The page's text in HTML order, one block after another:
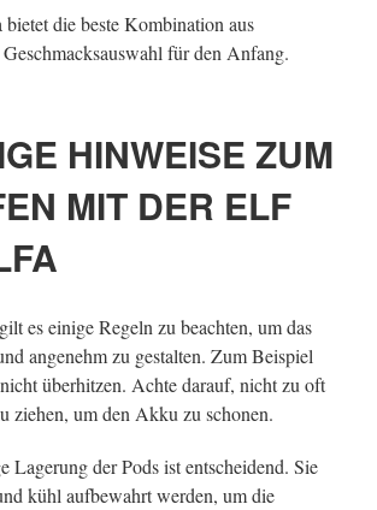
die beste Kombination aus
für den Anfang.
HINWEISE ZUM
MIT DER ELF
es einige Regeln zu beachten, um das
angenehm zu gestalten. Zum Beispiel
überhitzen. Achte darauf, nicht zu oft
ziehen, um den Akku zu schonen.
Lagerung der Pods ist entscheidend. Sie
kühl aufbewahrt werden, um die